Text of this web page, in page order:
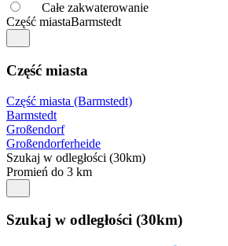
Całe zakwaterowanie
Część miastaBarmstedt
Część miasta
Część miasta (Barmstedt)
Barmstedt
Großendorf
Großendorferheide
Szukaj w odległości (30km)
Promień do 3 km
Szukaj w odległości (30km)